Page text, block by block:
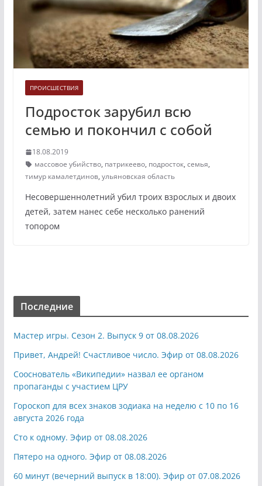
ПРОИСШЕСТВИЯ
Подросток зарубил всю
семью и покончил с собой
18.08.2019
массовое убийство, патрикеево, подросток, семья,
тимур камалетдинов, ульяновская область
Несовершеннолетний убил троих взрослых и двоих
детей, затем нанес себе несколько ранений
топором
Последние
Мастер игры. Сезон 2. Выпуск 9 от 08.08.2026
Привет, Андрей! Счастливое число. Эфир от 08.08.2026
Сооснователь «Википедии» назвал ее органом
пропаганды с участием ЦРУ
Гороскоп для всех знаков зодиака на неделю с 10 по 16
августа 2026 года
Сто к одному. Эфир от 08.08.2026
Пятеро на одного. Эфир от 08.08.2026
60 минут (вечерний выпуск в 18:00). Эфир от 07.08.2026